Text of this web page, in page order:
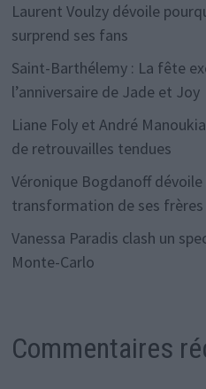
Laurent Voulzy dévoile
surprend ses fans
Saint-Barthélemy : La fête
l’anniversaire de Jade et Joy
Liane Foly et André
de retrouvailles tendues
Véronique Bogdanoff
transformation de ses frères
Vanessa Paradis clash un
Monte-Carlo
Commentaires